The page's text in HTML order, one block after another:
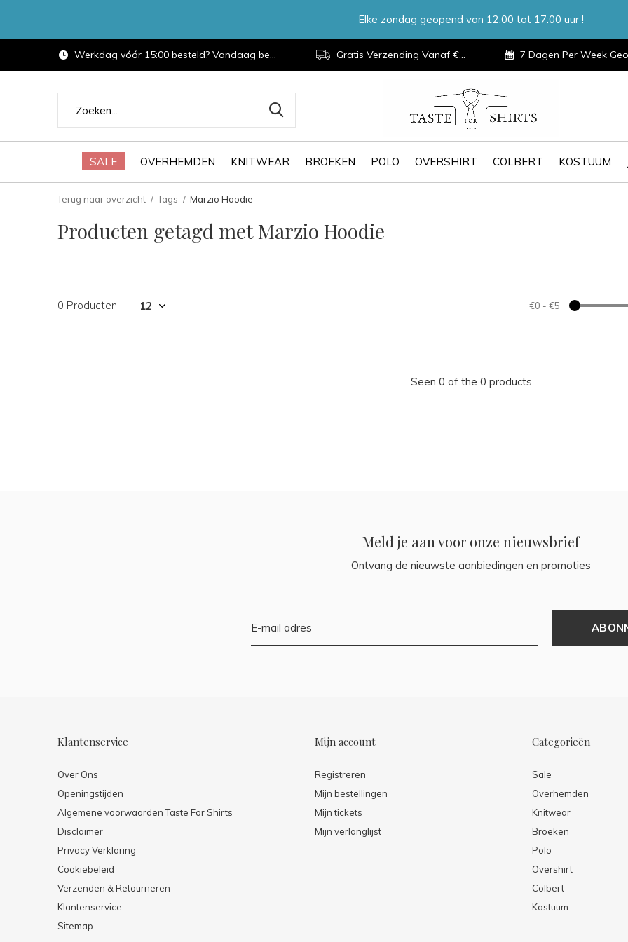
SALE OVERHEMDEN KNITWEAR BROEKEN POLO OVERSHIRT COLBERT KOSTUUM
Werkdag vóór 15:00 besteld? Vandaag bezorgd. Gratis Verzending Vanaf €100,- 7 Dagen Per Week Geopend
Elke zondag geopend van 12:00 tot 17:00 uur !
Terug naar overzicht Tags Marzio Hoodie
Producten getagd met Marzio Hoodie
0 Producten €0 - €5
Seen 0 of the 0 products
Meld je aan voor onze nieuwsbrief
Ontvang de nieuwste aanbiedingen en promoties
Klantenservice
Over Ons
Openingstijden
Algemene voorwaarden Taste For Shirts
Disclaimer
Privacy Verklaring
Cookiebeleid
Verzenden & Retourneren
Klantenservice
Sitemap
Mijn account
Registreren
Mijn bestellingen
Mijn tickets
Mijn verlanglijst
Categorieën
Sale
Overhemden
Knitwear
Broeken
Polo
Overshirt
Colbert
Kostuum